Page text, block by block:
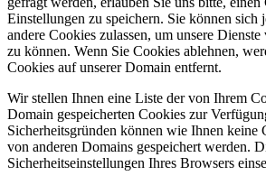
Einstellungen zu speichern. Sie können sich
andere Cookies zulassen, um unsere
zu können. Wenn Sie Cookies ablehnen,
Cookies auf unserer Domain entfernt.
Wir stellen Ihnen eine Liste der von Ihrem
Domain gespeicherten Cookies zur
Sicherheitsgründen können wie Ihnen keine
von anderen Domains gespeichert werden.
Sicherheitseinstellungen Ihres Browsers